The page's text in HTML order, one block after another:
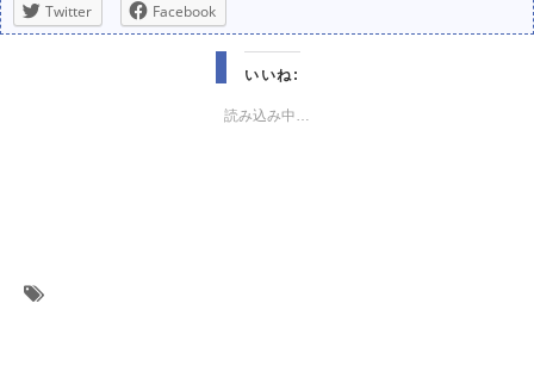
Twitter Facebook
いいね:
読み込み中…